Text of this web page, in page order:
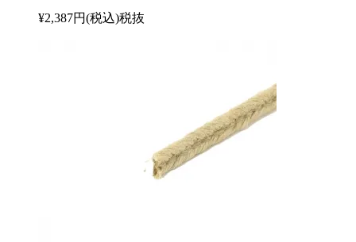
¥2,387円(税込)税抜